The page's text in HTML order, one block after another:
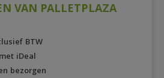
VAN PALLETPLAZA
BTW
iDeal
bezorgen